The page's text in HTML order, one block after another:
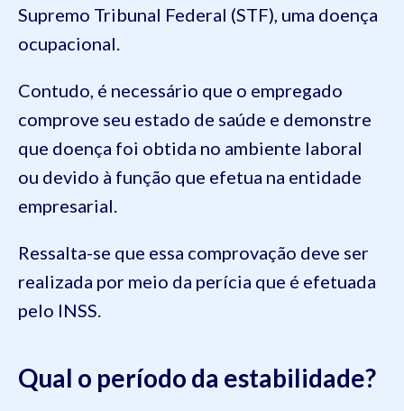
Supremo Tribunal Federal (STF), uma doença
ocupacional.
Contudo, é necessário que o empregado
comprove seu estado de saúde e demonstre
que doença foi obtida no ambiente laboral
ou devido à função que efetua na entidade
empresarial.
Ressalta-se que essa comprovação deve ser
realizada por meio da perícia que é efetuada
pelo INSS.
Qual o período da estabilidade?